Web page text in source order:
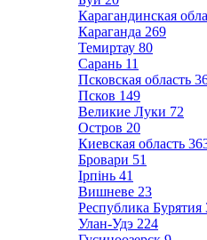
Карагандинская
Караганда 269
Темиртау 80
Сарань 11
Псковская область
Псков 149
Великие Луки 72
Остров 20
Киевская область
Бровари 51
Ірпінь 41
Вишневе 23
Республика Бурятия
Улан-Удэ 224